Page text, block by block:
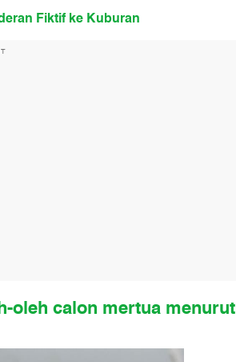
Fiktif ke Kuburan
oleh calon mertua menurut